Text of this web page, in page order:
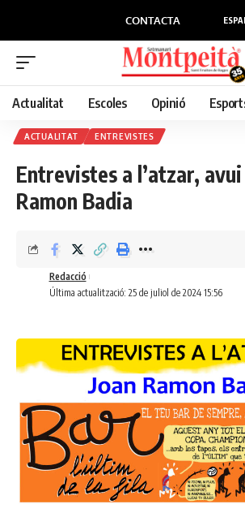
CONTACTA
Actualitat Escoles Opinió
ACTUALITAT ENTREVISTES
Entrevistes a l’atzar, avui
Ramon Badia
Última actualització: 25 de juliol de 2024 15:56
Redacció